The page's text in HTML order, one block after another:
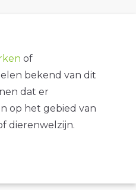
of
bekend van dit
dat er
op het gebied van
dierenwelzijn.